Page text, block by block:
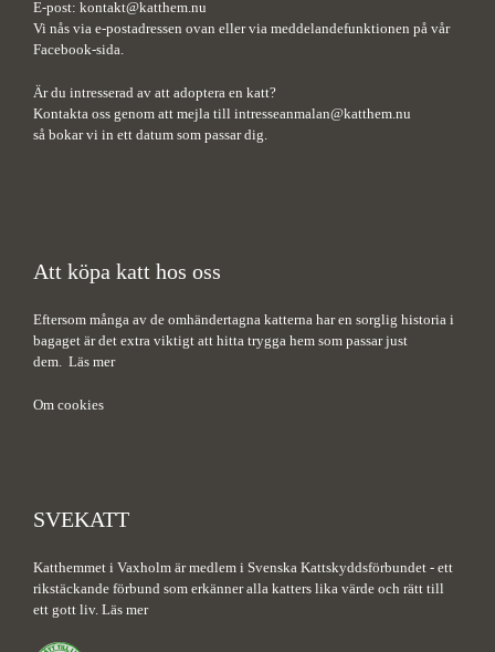
E-post: kontakt@katthem.nu
Vi nås via e-postadressen ovan eller via meddelandefunktionen på vår
Facebook-sida.
Är du intresserad av att adoptera en katt?
Kontakta oss genom att mejla till intresseanmalan@katthem.nu
så bokar vi in ett datum som passar dig.
Att köpa katt hos oss
Eftersom många av de omhändertagna katterna har en sorglig historia i
bagaget är det extra viktigt att hitta trygga hem som passar just
dem. Läs mer
Om cookies
SVEKATT
Katthemmet i Vaxholm är medlem i Svenska Kattskyddsförbundet - ett
rikstäckande förbund som erkänner alla katters lika värde och rätt till
ett gott liv. Läs mer